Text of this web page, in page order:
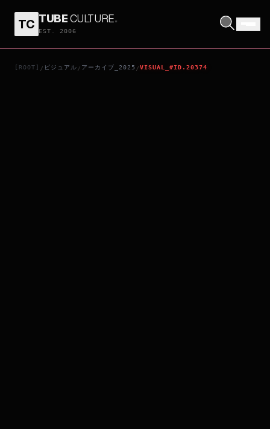
TC TUBECULTURE.
EST. 2006
[ROOT] / ビジュアル / アーカイブ_2025 /VISUAL_#ID.20374
DEAR STRANGER／ディア・ストレンジャー